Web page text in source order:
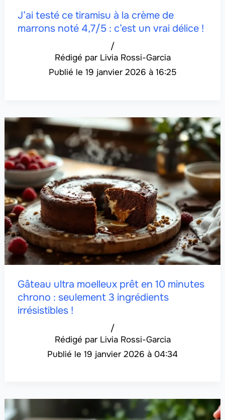
J’ai testé ce tiramisu à la crème de
marrons noté 4,7/5 : c’est un vrai délice !
Livia Rossi-Garcia
/
19 janvier 2026 à 16:25
Gâteau ultra moelleux prêt en 10 minutes
chrono : seulement 3 ingrédients
irrésistibles !
Livia Rossi-Garcia
/
19 janvier 2026 à 04:34